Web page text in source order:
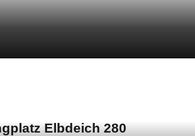
Elbdeich 280